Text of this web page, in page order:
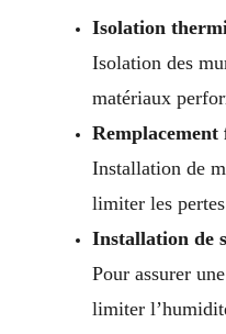
Isolation
Isolation des
matériaux
Remplacement
Installation de
limiter les
Installation de
Pour assurer
limiter